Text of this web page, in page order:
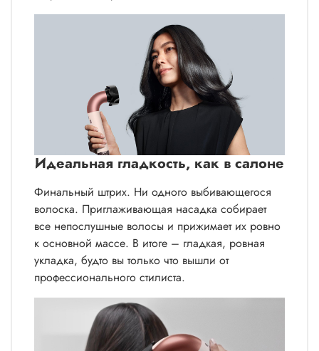
Идеальная гладкость, как в салоне
Финальный штрих. Ни одного выбивающегося
волоска. Приглаживающая насадка собирает
все непослушные волосы и прижимает их ровно
к основной массе. В итоге – гладкая, ровная
укладка, будто вы только что вышли от
профессионального стилиста.